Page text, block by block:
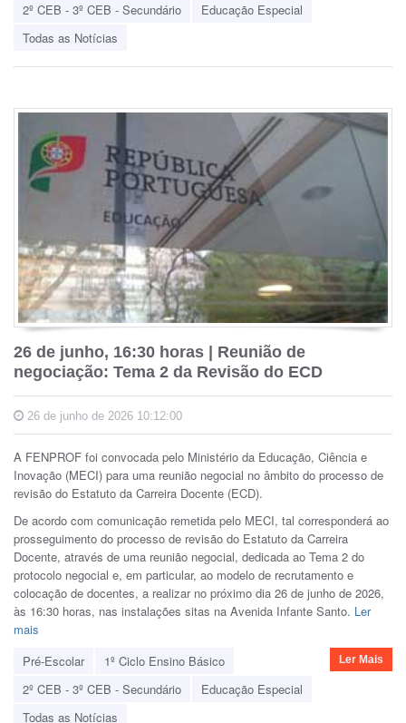
2º CEB - 3º CEB - Secundário
Educação Especial
Todas as Notícias
26 de junho, 16:30 horas | Reunião de
negociação: Tema 2 da Revisão do ECD
26 de junho de 2026 10:12:00
A FENPROF foi convocada pelo Ministério da Educação, Ciência e
Inovação (MECI) para uma reunião negocial no âmbito do processo de
revisão do Estatuto da Carreira Docente (ECD).
De acordo com comunicação remetida pelo MECI, tal corresponderá ao
prosseguimento do processo de revisão do Estatuto da Carreira
Docente, através de uma reunião negocial, dedicada ao Tema 2 do
protocolo negocial e, em particular, ao modelo de recrutamento e
colocação de docentes, a realizar no próximo dia 26 de junho de 2026,
às 16:30 horas, nas instalações sitas na Avenida Infante Santo. Ler
mais
Pré-Escolar
1º Ciclo Ensino Básico
2º CEB - 3º CEB - Secundário
Educação Especial
Todas as Notícias
Ler Mais